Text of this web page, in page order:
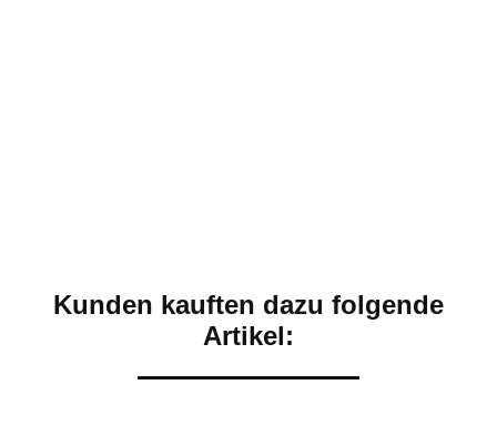
Kunden kauften dazu folgende
Artikel: